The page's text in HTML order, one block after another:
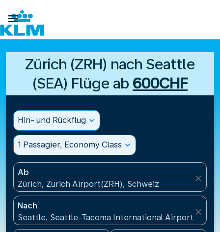

Zürich (ZRH) nach Seattle
(SEA) Flüge ab 600CHF
Hin- und Rückflug expand_more
1 Passagier, Economy Class expand_more
Ab
Zürich, Zurich Airport(ZRH), Schweiz
close
Nach
Seattle, Seattle-Tacoma International
close